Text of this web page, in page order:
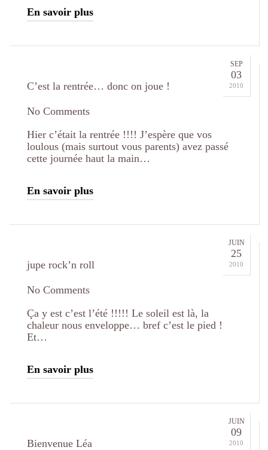
En savoir plus
SEP
03
2010
C’est la rentrée… donc on joue !
No Comments
Hier c’était la rentrée !!!! J’espère que vos
loulous (mais surtout vous parents) avez passé
cette journée haut la main…
En savoir plus
JUIN
25
2010
jupe rock’n roll
No Comments
Ça y est c’est l’été !!!!! Le soleil est là, la
chaleur nous enveloppe… bref c’est le pied !
Et…
En savoir plus
JUIN
09
2010
Bienvenue Léa